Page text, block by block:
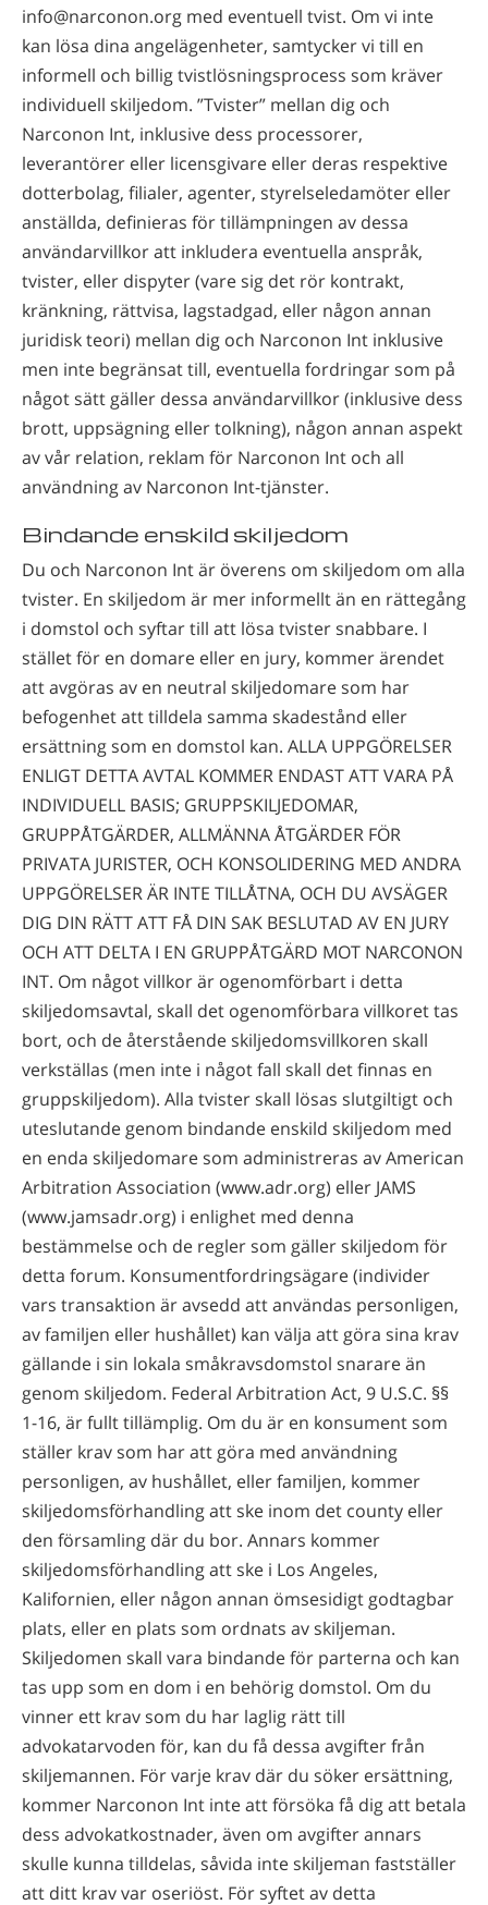
info@narconon.org med eventuell tvist. Om vi inte
kan lösa dina angelägenheter, samtycker vi till en
informell och billig tvistlösningsprocess som kräver
individuell skiljedom. ”Tvister” mellan dig och
Narconon Int, inklusive dess processorer,
leverantörer eller licensgivare eller deras respektive
dotterbolag, filialer, agenter, styrelseledamöter eller
anställda, definieras för tillämpningen av dessa
användarvillkor att inkludera eventuella anspråk,
tvister, eller dispyter (vare sig det rör kontrakt,
kränkning, rättvisa, lagstadgad, eller någon annan
juridisk teori) mellan dig och Narconon Int inklusive
men inte begränsat till, eventuella fordringar som på
något sätt gäller dessa användarvillkor (inklusive dess
brott, uppsägning eller tolkning), någon annan aspekt
av vår relation, reklam för Narconon Int och all
användning av Narconon Int-tjänster.
Bindande enskild skiljedom
Du och Narconon Int är överens om skiljedom om alla
tvister. En skiljedom är mer informellt än en rättegång
i domstol och syftar till att lösa tvister snabbare. I
stället för en domare eller en jury, kommer ärendet
att avgöras av en neutral skiljedomare som har
befogenhet att tilldela samma skadestånd eller
ersättning som en domstol kan. ALLA UPPGÖRELSER
ENLIGT DETTA AVTAL KOMMER ENDAST ATT VARA PÅ
INDIVIDUELL BASIS; GRUPPSKILJEDOMAR,
GRUPPÅTGÄRDER, ALLMÄNNA ÅTGÄRDER FÖR
PRIVATA JURISTER, OCH KONSOLIDERING MED ANDRA
UPPGÖRELSER ÄR INTE TILLÅTNA, OCH DU AVSÄGER
DIG DIN RÄTT ATT FÅ DIN SAK BESLUTAD AV EN JURY
OCH ATT DELTA I EN GRUPPÅTGÄRD MOT NARCONON
INT. Om något villkor är ogenomförbart i detta
skiljedomsavtal, skall det ogenomförbara villkoret tas
bort, och de återstående skiljedomsvillkoren skall
verkställas (men inte i något fall skall det finnas en
gruppskiljedom). Alla tvister skall lösas slutgiltigt och
uteslutande genom bindande enskild skiljedom med
en enda skiljedomare som administreras av American
Arbitration Association (www.adr.org) eller JAMS
(www.jamsadr.org) i enlighet med denna
bestämmelse och de regler som gäller skiljedom för
detta forum. Konsumentfordringsägare (individer
vars transaktion är avsedd att användas personligen,
av familjen eller hushållet) kan välja att göra sina krav
gällande i sin lokala småkravsdomstol snarare än
genom skiljedom. Federal Arbitration Act, 9 U.S.C. §§
1-16, är fullt tillämplig. Om du är en konsument som
ställer krav som har att göra med användning
personligen, av hushållet, eller familjen, kommer
skiljedomsförhandling att ske inom det county eller
den församling där du bor. Annars kommer
skiljedomsförhandling att ske i Los Angeles,
Kalifornien, eller någon annan ömsesidigt godtagbar
plats, eller en plats som ordnats av skiljeman.
Skiljedomen skall vara bindande för parterna och kan
tas upp som en dom i en behörig domstol. Om du
vinner ett krav som du har laglig rätt till
advokatarvoden för, kan du få dessa avgifter från
skiljemannen. För varje krav där du söker ersättning,
kommer Narconon Int inte att försöka få dig att betala
dess advokatkostnader, även om avgifter annars
skulle kunna tilldelas, såvida inte skiljeman fastställer
att ditt krav var oseriöst. För syftet av detta